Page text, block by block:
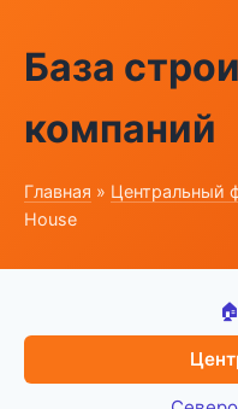
База
компаний
Главная » Центральный
House